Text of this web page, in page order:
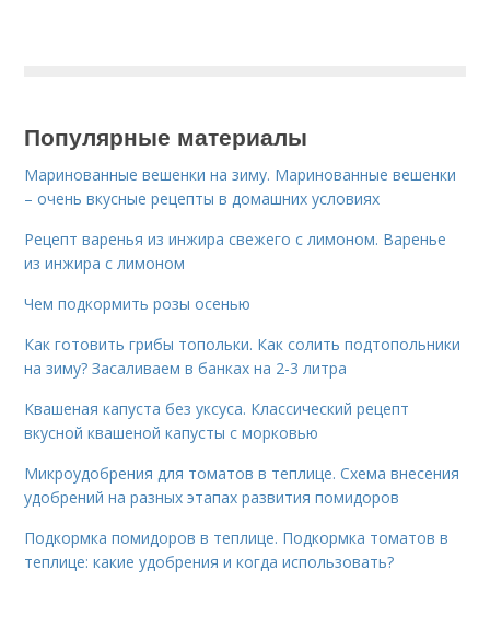
Популярные материалы
Маринованные вешенки на зиму. Маринованные вешенки
– очень вкусные рецепты в домашних условиях
Рецепт варенья из инжира свежего с лимоном. Варенье
из инжира с лимоном
Чем подкормить розы осенью
Как готовить грибы топольки. Как солить подтопольники
на зиму? Засаливаем в банках на 2-3 литра
Квашеная капуста без уксуса. Классический рецепт
вкусной квашеной капусты с морковью
Микроудобрения для томатов в теплице. Схема внесения
удобрений на разных этапах развития помидоров
Подкормка помидоров в теплице. Подкормка томатов в
теплице: какие удобрения и когда использовать?